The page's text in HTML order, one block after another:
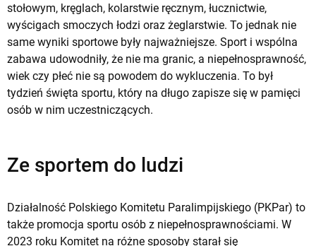
stołowym, kręglach, kolarstwie ręcznym, łucznictwie,
wyścigach smoczych łodzi oraz żeglarstwie. To jednak nie
same wyniki sportowe były najważniejsze. Sport i wspólna
zabawa udowodniły, że nie ma granic, a niepełnosprawność,
wiek czy płeć nie są powodem do wykluczenia. To był
tydzień święta sportu, który na długo zapisze się w pamięci
osób w nim uczestniczących.
Ze sportem do ludzi
Działalność Polskiego Komitetu Paralimpijskiego (PKPar) to
także promocja sportu osób z niepełnosprawnościami. W
2023 roku Komitet na różne sposoby starał się